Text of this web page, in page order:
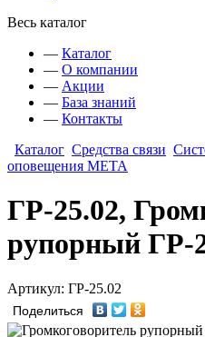
Весь каталог
— Каталог
— О компании
— Акции
— База знаний
— Контакты
Каталог Средства связи
оповещения МЕТА
ГР-25.02,
рупорный
Артикул: ГР-25.02
Поделиться